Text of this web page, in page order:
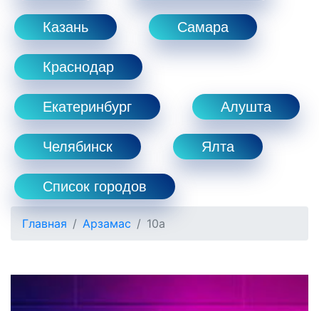
Казань Самара
Краснодар
Екатеринбург Алушта
Челябинск Ялта
Список городов
Главная Арзамас 10а